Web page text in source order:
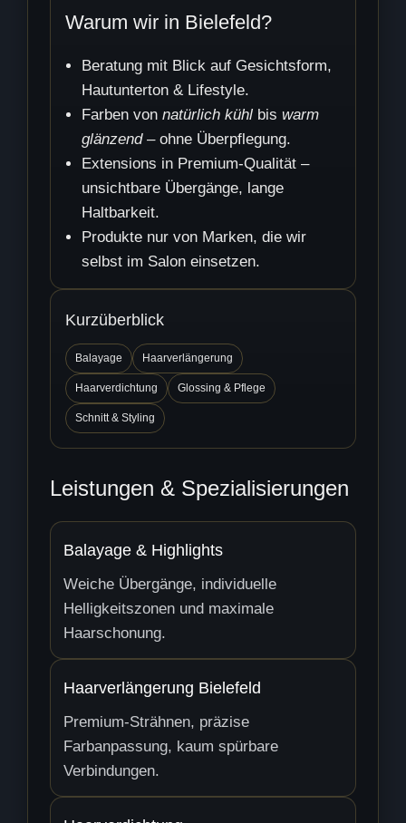
Warum wir in Bielefeld?
Beratung mit Blick auf Gesichtsform,
Hautunterton & Lifestyle.
Farben von natürlich kühl bis warm
glänzend– ohne Überpflegung.
Extensions in Premium-Qualität –
unsichtbare Übergänge, lange
Haltbarkeit.
Produkte nur von Marken, die wir
selbst im Salon einsetzen.
Kurzüberblick
Balayage Haarverlängerung
Haarverdichtung Glossing & Pflege
Schnitt & Styling
Leistungen & Spezialisierungen
Balayage & Highlights
Weiche Übergänge, individuelle
Helligkeitszonen und maximale
Haarschonung.
Haarverlängerung Bielefeld
Premium-Strähnen, präzise
Farbanpassung, kaum spürbare
Verbindungen.